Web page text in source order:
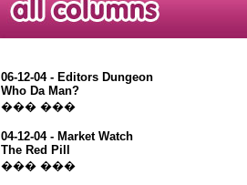
06-12-04 - Editors Dungeon
Who Da Man?
��� ���
04-12-04 - Market Watch
The Red Pill
��� ���